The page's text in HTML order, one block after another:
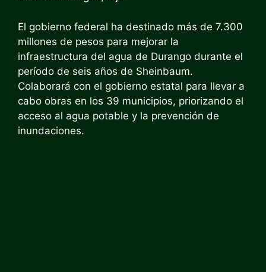
El gobierno federal ha destinado más de 7.300
millones de pesos para mejorar la
infraestructura del agua de Durango durante el
período de seis años de Sheinbaum.
Colaborará con el gobierno estatal para llevar a
cabo obras en los 39 municipios, priorizando el
acceso al agua potable y la prevención de
inundaciones.